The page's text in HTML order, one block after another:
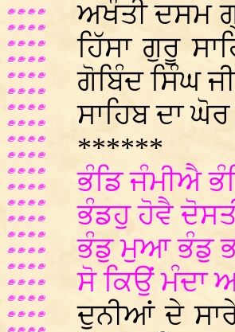
ਅਖੌਤੀ ਦਸਮ
ਹਿੱਸਾ ਗੁਰੂ
ਗੋਬਿੰਦ ਸਿੰਘ
ਸਾਹਿਬ ਦਾ
******
ਭੰਡਿ ਜੰਮੀਐ
ਭੰਡਹੁ ਹੋਵੈ
ਭੰਡੁ ਮੁਆ ਭੰਡੁ
ਸੋ ਕਿਉਂ ਮੰਦਾ
ਦੁਨੀਆਂ ਦੇ